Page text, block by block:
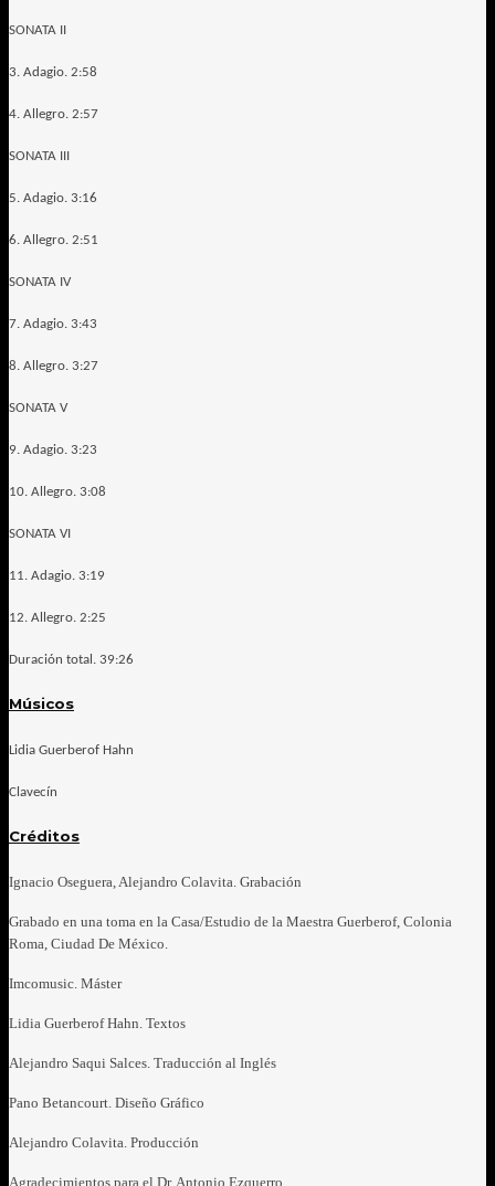
SONATA II
3. Adagio. 2:58
4. Allegro. 2:57
SONATA III
5. Adagio. 3:16
6. Allegro. 2:51
SONATA IV
7. Adagio. 3:43
8. Allegro. 3:27
SONATA V
9. Adagio. 3:23
10. Allegro. 3:08
SONATA VI
11. Adagio. 3:19
12. Allegro. 2:25
Duración total. 39:26
Músicos
Lidia Guerberof Hahn
Clavecín
Créditos
Ignacio Oseguera, Alejandro Colavita. Grabación
Grabado en una toma en la Casa/Estudio de la Maestra Guerberof, Colonia
Roma, Ciudad De México.
Imcomusic. Máster
Lidia Guerberof Hahn. Textos
Alejandro Saqui Salces. Traducción al Inglés
Pano Betancourt. Diseño Gráfico
Alejandro Colavita. Producción
Agradecimientos para el Dr. Antonio Ezquerro.